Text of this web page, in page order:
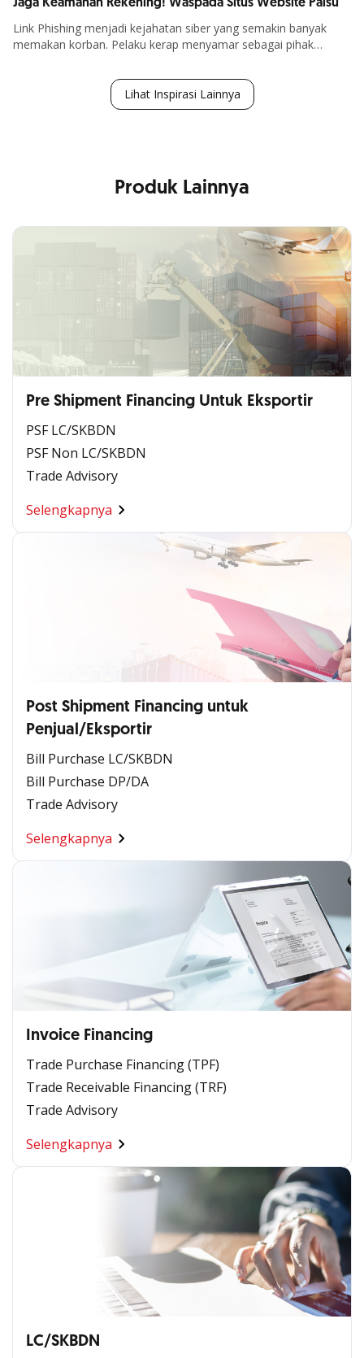
Link Phishing menjadi kejahatan siber yang semakin banyak
memakan korban. Pelaku kerap menyamar sebagai pihak
lalu mereka akan mengirimlinkpalsu melalui
SMS, media sosial, atau telepon.
Lihat Inspirasi Lainnya
Produk Lainnya
Pre Shipment Financing Untuk Eksportir
PSF LC/SKBDN
PSF Non LC/SKBDN
Trade Advisory
Selengkapnya
Post Shipment Financing untuk
Penjual/Eksportir
Bill Purchase LC/SKBDN
Bill Purchase DP/DA
Trade Advisory
Selengkapnya
Invoice Financing
Trade Purchase Financing (TPF)
Trade Receivable Financing (TRF)
Trade Advisory
Selengkapnya
LC/SKBDN